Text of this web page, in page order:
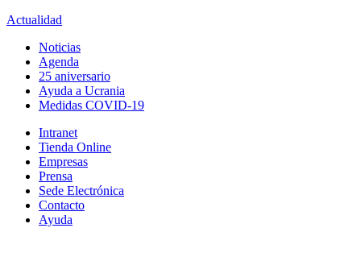
Actualidad
Noticias
Agenda
25 aniversario
Ayuda a Ucrania
Medidas COVID-19
Intranet
Tienda Online
Empresas
Prensa
Sede Electrónica
Contacto
Ayuda